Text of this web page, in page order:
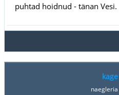
puhtad hoidnud - tänan Vesi.
kage